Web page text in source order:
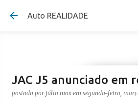
Pular para o conteúdo
Auto REALIDADE
JAC J5 anunciado em
postado por júlio max em segunda-feira,